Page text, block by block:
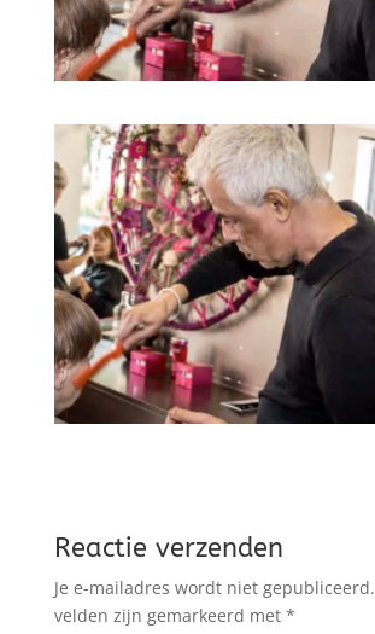
Reactie verzenden
Je e-mailadres wordt niet gepubliceerd.
velden zijn gemarkeerd met *